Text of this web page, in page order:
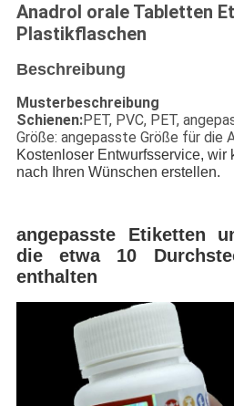
Anadrol orale Tabletten
Plastikflaschen
Beschreibung
Musterbeschreibung
Schienen:PET, PVC, PET,
Größe: angepasste Größe für die
Kostenloser Entwurfsservice, wir
nach Ihren Wünschen erstellen.
angepasste Etiketten
die etwa 10
enthalten